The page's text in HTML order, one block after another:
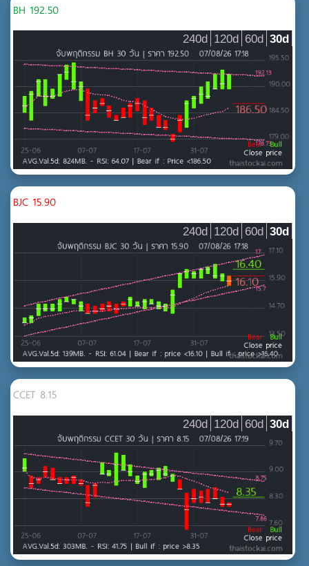
BH 192.50
30d
60d
120d
240d
BJC 15.90
30d
60d
120d
240d
CCET 8.15
30d
60d
120d
240d